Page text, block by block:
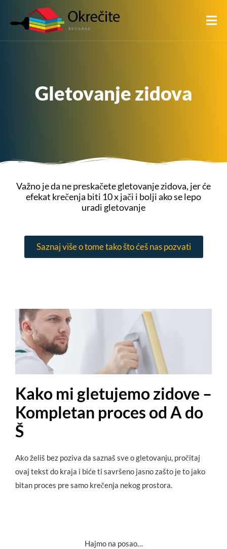
Gletovanje zidova
Važno je da ne preskačete gletovanje zidova, jer će
efekat krečenja biti 10 x jači i bolji ako se lepo
uradi gletovanje
Saznaj više o tome tako što ćeš nas pozvati
Kako mi gletujemo zidove –
Kompletan proces od A do
Š
Ako želiš bez poziva da saznaš sve o gletovanju, pročitaj
ovaj tekst do kraja i biće ti savršeno jasno zašto je to jako
bitan proces pre samo krečenja nekog prostora.
Hajmo na posao…